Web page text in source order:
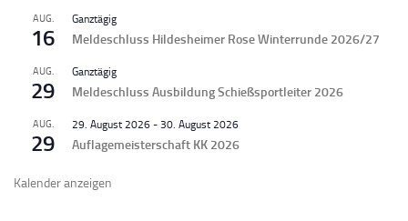
AUG.
16
Ganztägig
Meldeschluss Hildesheimer Rose Winterrunde 2026/27
AUG.
29
Ganztägig
Meldeschluss Ausbildung Schießsportleiter 2026
AUG.
29
29. August 2026 - 30. August 2026
Auflagemeisterschaft KK 2026
Kalender anzeigen